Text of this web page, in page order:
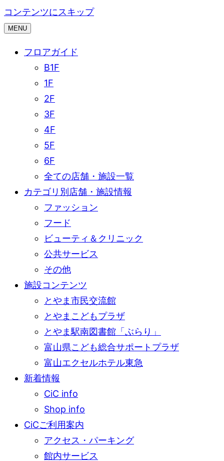
コンテンツにスキップ
MENU
フロアガイド
B1F
1F
2F
3F
4F
5F
6F
全ての店舗・施設一覧
カテゴリ別店舗・施設情報
ファッション
フード
ビューティ＆クリニック
公共サービス
その他
施設コンテンツ
とやま市民交流館
とやまこどもプラザ
とやま駅南図書館「ぶらり」
富山県こども総合サポートプラザ
富山エクセルホテル東急
新着情報
CiC info
Shop info
CiCご利用案内
アクセス・パーキング
館内サービス